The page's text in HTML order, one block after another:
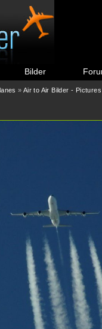
Bilder
» Air to Air Bilder - Pictures